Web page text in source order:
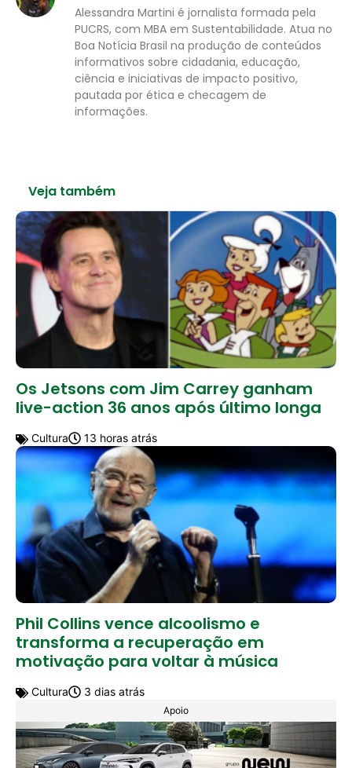
Alessandra Martini é jornalista formada pela
PUCRS, com MBA em Sustentabilidade. Atua no
Boa Notícia Brasil na produção de conteúdos
informativos sobre cidadania, educação,
ciência e iniciativas de impacto positivo,
pautada por ética e checagem de
informações.
Veja também
Os Jetsons com Jim Carrey ganham
live-action 36 anos após último longa
Cultura 13 horas atrás
Phil Collins vence alcoolismo e
transforma a recuperação em
motivação para voltar à música
Cultura 3 dias atrás
Apoio